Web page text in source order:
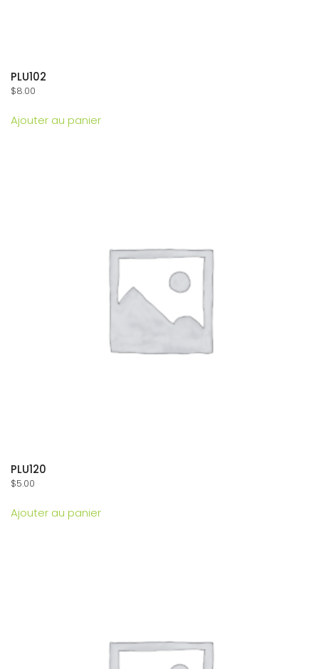
PLU102
$8.00
Ajouter au panier
PLU120
$5.00
Ajouter au panier